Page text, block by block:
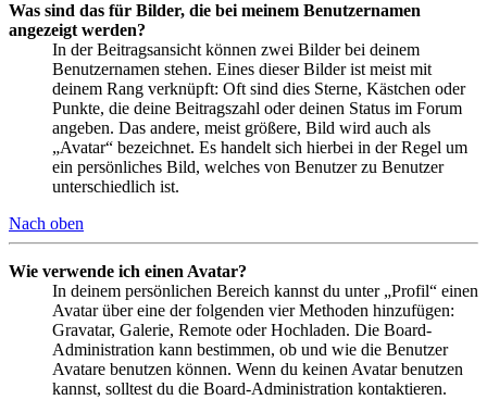
Was sind das für Bilder, die bei meinem Benutzernamen
angezeigt werden?
In der Beitragsansicht können zwei Bilder bei deinem
Benutzernamen stehen. Eines dieser Bilder ist meist mit
deinem Rang verknüpft: Oft sind dies Sterne, Kästchen oder
Punkte, die deine Beitragszahl oder deinen Status im Forum
angeben. Das andere, meist größere, Bild wird auch als
„Avatar“ bezeichnet. Es handelt sich hierbei in der Regel um
ein persönliches Bild, welches von Benutzer zu Benutzer
unterschiedlich ist.
Nach oben
Wie verwende ich einen Avatar?
In deinem persönlichen Bereich kannst du unter „Profil“ einen
Avatar über eine der folgenden vier Methoden hinzufügen:
Gravatar, Galerie, Remote oder Hochladen. Die Board-
Administration kann bestimmen, ob und wie die Benutzer
Avatare benutzen können. Wenn du keinen Avatar benutzen
kannst, solltest du die Board-Administration kontaktieren.